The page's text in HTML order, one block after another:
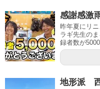
感謝感激
昨年夏にリ
ラギ先生の
録者数が
地形派